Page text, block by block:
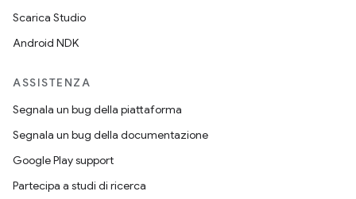
Scarica Studio
Android NDK
ASSISTENZA
Segnala un bug della piattaforma
Segnala un bug della documentazione
Google Play support
Partecipa a studi di ricerca